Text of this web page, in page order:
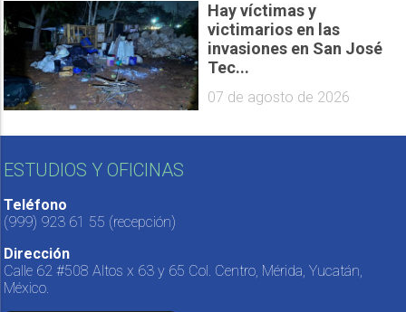
Hay víctimas y
victimarios en las
invasiones en San José
Tec...
07 de agosto de 2026
ESTUDIOS Y OFICINAS
Teléfono
(999) 923 61 55 (recepción)
Dirección
Calle 62 #508 Altos x 63 y 65 Col. Centro, Mérida, Yucatán,
México.